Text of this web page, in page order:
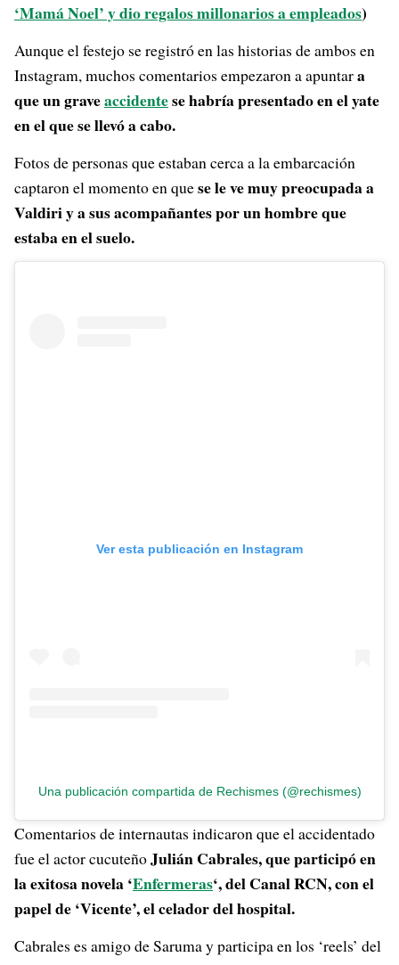
‘Mamá Noel’ y dio regalos millonarios a empleados)
Aunque el festejo se registró en las historias de ambos en
Instagram, muchos comentarios empezaron a apuntara
que un graveaccidentese habría presentado en el yate
en el que se llevó a cabo.
Fotos de personas que estaban cerca a la embarcación
captaron el momento en quese le ve muy preocupada a
Valdiri y a sus acompañantes por un hombre que
estaba en el suelo.
Ver esta publicación en Instagram
Una publicación compartida de Rechismes (@rechismes)
Comentarios de internautas indicaron que el accidentado
fue el actor cucuteñoJulián Cabrales, que participó en
la exitosa novela ‘Enfermeras‘, del Canal RCN, con el
papel de ‘Vicente’, el celador del hospital.
Cabrales es amigo de Saruma y participa en los ‘reels’ del